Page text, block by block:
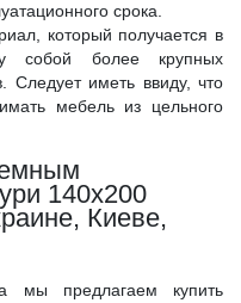
срока.
который получается в
собой более крупных
Следует иметь ввиду, что
мебель из цельного
140x200
Киеве,
мы предлагаем купить